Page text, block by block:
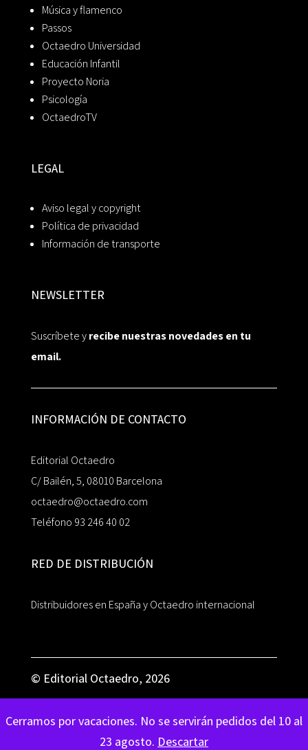
Cerramos por vacaciones. No se servirán pedidos del 10 al
23 agosto. Descartar
Música y flamenco
Passos
Octaedro Universidad
Educación Infantil
Proyecto Noria
Psicología
OctaedroTV
LEGAL
Aviso legal y copyright
Política de privacidad
Información de transporte
NEWSLETTER
Suscríbete yrecibe nuestras novedades en tu
email.
INFORMACIÓN DE CONTACTO
Editorial Octaedro
C/ Bailén, 5, 08010 Barcelona
octaedro@octaedro.com
Teléfono 93 246 40 02
RED DE DISTRIBUCIÓN
Distribuidores en España y Octaedro internacional
© Editorial Octaedro, 2026